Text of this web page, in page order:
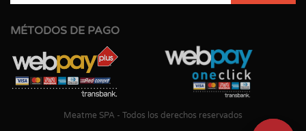
MÉTODOS DE PAGO
Meatme SPA - Todos los derechos reservados